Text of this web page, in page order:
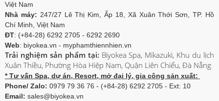
Việt Nam
Nhà máy: 247/27 Lê Thị Kim, Ấp 18, Xã Xuân Thới Sơn, TP. Hồ
Chí Minh, Việt Nam
ĐT: (+84-28) 6292 2705 - 6292 2690
Web: biyokea.vn - myphamthiennhien.vn
Trải nghiệm sản phẩm tại: Biyokea Spa, Mikazuki, Khu du lịch
Xuân Thiều, Phường Hòa Hiệp Nam, Quận Liên Chiểu, Đà Nẵng
* Tư vấn Spa, dự án, Resort, mở đại lý, gia công sản xuất:
Phone/ Zalo: 0979 79 36 76 - (+84-28) 6292 2705 - Ext: 10
Email: sales@biyokea.vn